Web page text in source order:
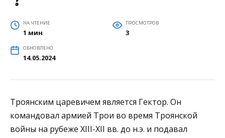
НА ЧТЕНИЕ
1 мин
ПРОСМОТРОВ
3
ОБНОВЛЕНО
14.05.2024
Троянским царевичем является Гектор. Он
командовал армией Трои во время Троянской
войны на рубеже XIII-XII вв. до н.э. и подавал